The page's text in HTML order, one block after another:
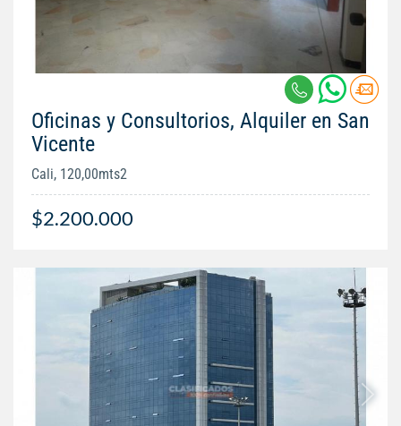
Oficinas y Consultorios, Alquiler en San
Vicente
Cali, 120,00mts2
$2.200.000